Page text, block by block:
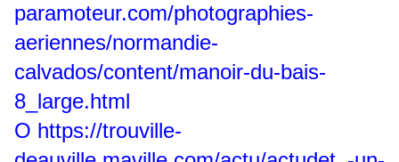
paramoteur.com/photographies-
aeriennes/normandie-
calvados/content/manoir-du-bais-
8_large.html
O https://trouville-